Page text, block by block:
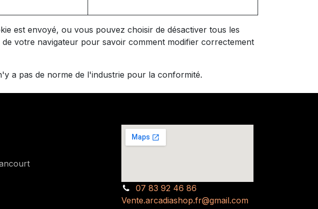
est envoyé, ou vous pouvez choisir de désactiver tous les
votre navigateur pour savoir comment modifier correctement
a pas de norme de l'industrie pour la conformité.
07 83 92 46 86
Vente.arcadiashop.fr@gmail.com